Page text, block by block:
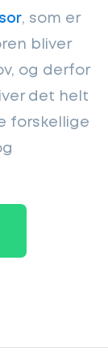
, som er
bliver
og derfor
det helt
forskellige